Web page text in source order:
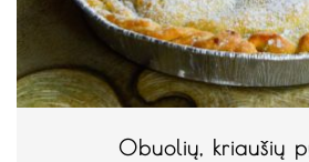
Obuolių, kriaušių